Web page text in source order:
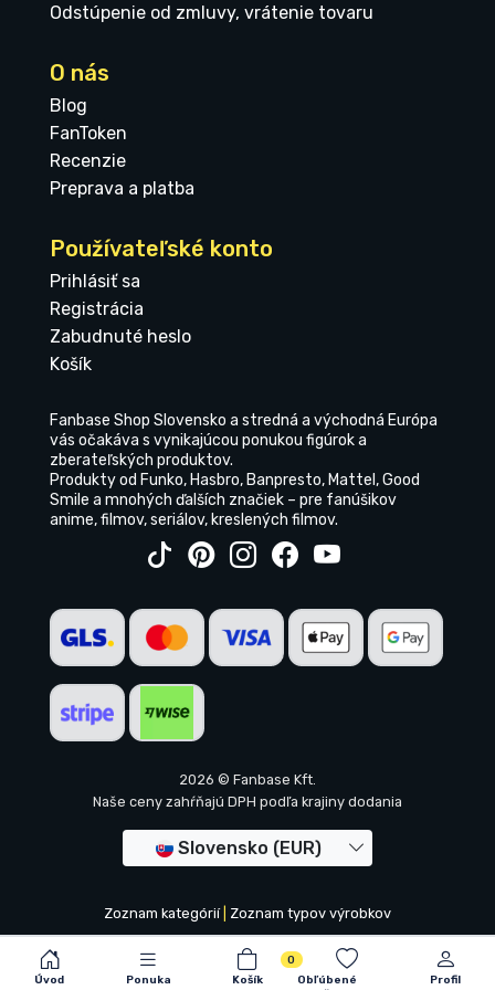
Úvod Ponuka Košík
0
Obľúbené
Profil
Odstúpenie od zmluvy, vrátenie tovaru
O nás
Blog
FanToken
Recenzie
Preprava a platba
Používateľské konto
Prihlásiť sa
Registrácia
Zabudnuté heslo
Košík
Fanbase Shop Slovensko a stredná a východná Európa
vás očakáva s vynikajúcou ponukou figúrok a
zberateľských produktov.
Produkty od Funko, Hasbro, Banpresto, Mattel, Good
Smile a mnohých ďalších značiek – pre fanúšikov
anime, filmov, seriálov, kreslených filmov.
2026 © Fanbase Kft.
Naše ceny zahŕňajú DPH podľa krajiny dodania
Slovensko (EUR)
Zoznam kategórií| Zoznam typov výrobkov